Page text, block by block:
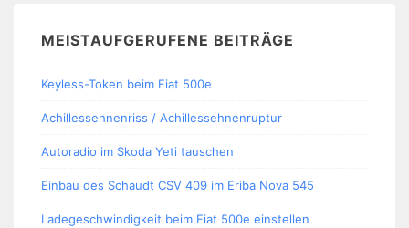
MEISTAUFGERUFENE BEITRÄGE
Keyless-Token beim Fiat 500e
Achillessehnenriss / Achillessehnenruptur
Autoradio im Skoda Yeti tauschen
Einbau des Schaudt CSV 409 im Eriba Nova 545
Ladegeschwindigkeit beim Fiat 500e einstellen